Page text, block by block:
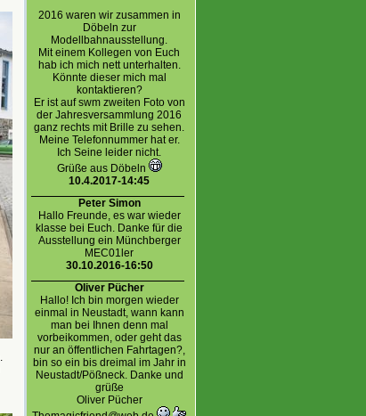
2016 waren wir zusammen in
Döbeln zur
Modellbahnausstellung.
Mit einem Kollegen von Euch
hab ich mich nett unterhalten.
Könnte dieser mich mal
kontaktieren?
Er ist auf swm zweiten Foto von
der Jahresversammlung 2016
ganz rechts mit Brille zu sehen.
Meine Telefonnummer hat er.
Ich Seine leider nicht.
Grüße aus Döbeln
10.4.2017-14:45
Peter Simon
Hallo Freunde, es war wieder
klasse bei Euch. Danke für die
Ausstellung ein Münchberger
MEC01ler
30.10.2016-16:50
Oliver Pücher
Hallo! Ich bin morgen wieder
einmal in Neustadt, wann kann
man bei Ihnen denn mal
vorbeikommen, oder geht das
nur an öffentlichen Fahrtagen?,
bin so ein bis dreimal im Jahr in
Neustadt/Pößneck. Danke und
grüße
Oliver Pücher